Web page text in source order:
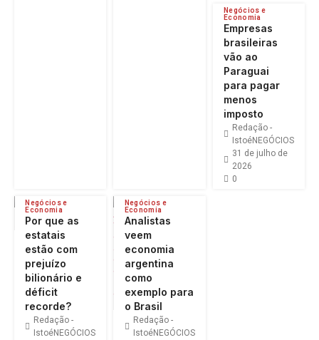
Negócios e
Economia
Empresas
brasileiras
vão ao
Paraguai
para pagar
menos
imposto
Redação -
IstoéNEGÓCIOS
31 de julho de
2026
0
Negócios e
Economia
Por que as
estatais
estão com
prejuízo
bilionário e
déficit
recorde?
Redação -
IstoéNEGÓCIOS
Negócios e
Economia
Analistas
veem
economia
argentina
como
exemplo para
o Brasil
Redação -
IstoéNEGÓCIOS